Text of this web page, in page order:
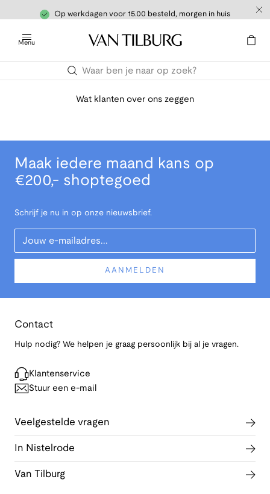
Op werkdagen voor 15.00 besteld, morgen in huis
Menu
Wat klanten over ons zeggen
Maak iedere maand kans op
€200,- shoptegoed
Schrijf je nu in op onze nieuwsbrief.
Your Email
AANMELDEN
Contact
Hulp nodig? We helpen je graag persoonlijk bij al je vragen.
Klantenservice
Stuur een e-mail
Veelgestelde vragen
In Nistelrode
Van Tilburg